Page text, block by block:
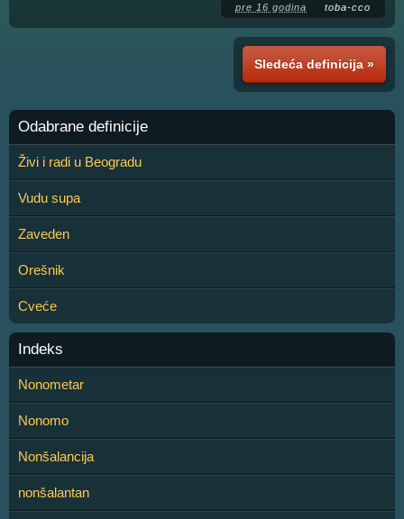
pre 16 godina toba-cco
Sledeća definicija »
Odabrane definicije
Živi i radi u Beogradu
Vudu supa
Zaveden
Orešnik
Cveće
Indeks
Nonometar
Nonomo
Nonšalancija
nonšalantan